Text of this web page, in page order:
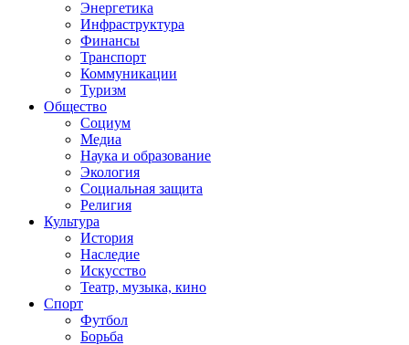
Энергетика
Инфраструктура
Финансы
Транспорт
Коммуникации
Туризм
Общество
Социум
Медиа
Наука и образование
Экология
Социальная защита
Религия
Культура
История
Наследие
Искусство
Театр, музыка, кино
Спорт
Футбол
Борьба